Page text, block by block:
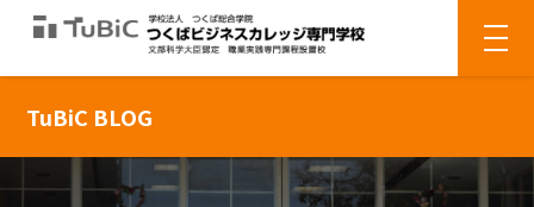
TuBiC BLOG